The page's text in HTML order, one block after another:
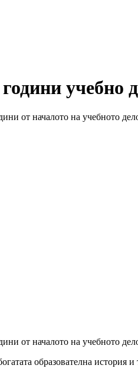
учебно
от началото на учебното
от началото на учебното
образователна история